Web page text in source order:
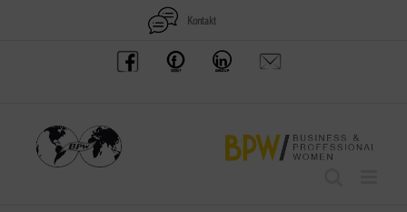
Kontakt
BPW
Austria
Offenes
Frauennetzwerk
BPW
Gruppe
Anfrage
schicken